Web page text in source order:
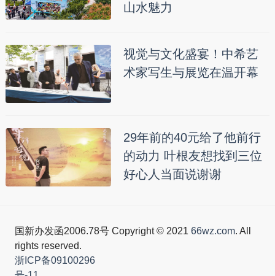
山水魅力
视觉与文化盛宴！中希艺
术家写生与展览在温开幕
29年前的40元给了他前行
的动力 叶根友想找到三位
好心人当面说谢谢
国新办发函2006.78号 Copyright © 2021 66wz.com. All
rights reserved.
浙ICP备09100296